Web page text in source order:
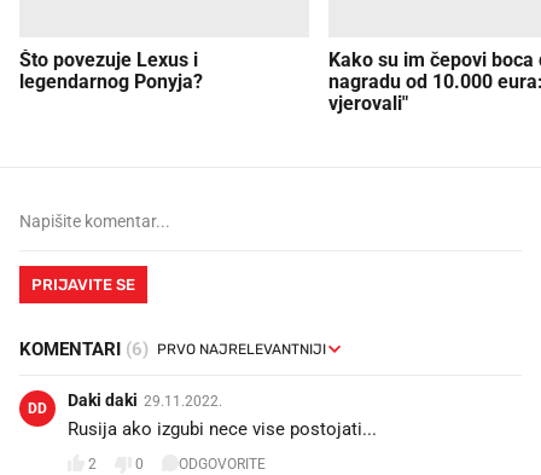
Što povezuje Lexus i
legendarnog Ponyja?
Kako su im čepovi boca
nagradu od 10.000
vjerovali"
PRIJAVITE SE
KOMENTARI (6)
DD Daki daki 29.11.2022.
Rusija ako izgubi nece vise postojati...
2 0 ODGOVORITE